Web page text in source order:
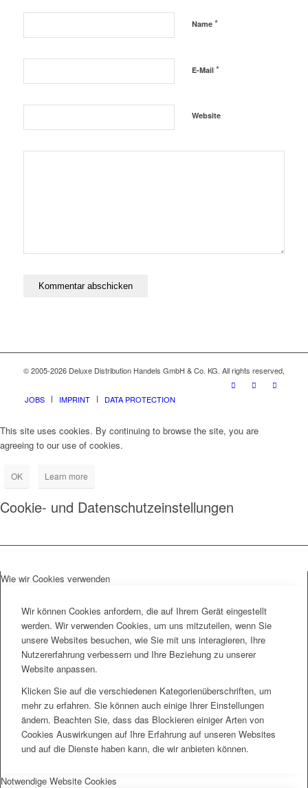
Name *
E-Mail *
Website
© 2005-2026 Deluxe Distribution Handels GmbH & Co. KG. All rights reserved,
JOBS IMPRINT DATA PROTECTION
This site uses cookies. By continuing to browse the site, you are
agreeing to our use of cookies.
OK Learn more
Cookie- und Datenschutzeinstellungen
Wie wir Cookies verwenden
Wir können Cookies anfordern, die auf Ihrem Gerät eingestellt
werden. Wir verwenden Cookies, um uns mitzuteilen, wenn Sie
unsere Websites besuchen, wie Sie mit uns interagieren, Ihre
Nutzererfahrung verbessern und Ihre Beziehung zu unserer
Website anpassen.
Klicken Sie auf die verschiedenen Kategorienüberschriften, um
mehr zu erfahren. Sie können auch einige Ihrer Einstellungen
ändern. Beachten Sie, dass das Blockieren einiger Arten von
Cookies Auswirkungen auf Ihre Erfahrung auf unseren Websites
und auf die Dienste haben kann, die wir anbieten können.
Notwendige Website Cookies